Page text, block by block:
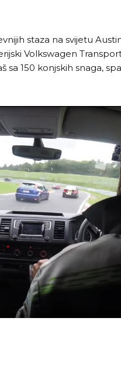
staza na svijetu
Volkswagen
sa 150 konjskih snaga,